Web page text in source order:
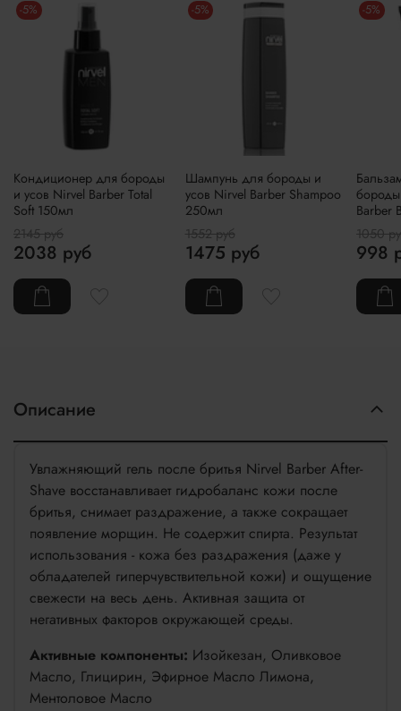
-5%
Кондиционер для бороды
и усов Nirvel Barber Total
Soft 150мл
2145 руб
2038 руб
-5%
Шампунь для бороды и
усов Nirvel Barber Shampoo
250мл
1552 руб
1475 руб
-5%
Barber
1050
998
Описание
Увлажняющий гель после бритья Nirvel Barber After-
Shave восстанавливает гидробаланс кожи после
бритья, снимает раздражение, а также сокращает
появление морщин. Не содержит спирта. Результат
использования - кожа без раздражения (даже у
обладателей гиперчувствительной кожи) и ощущение
свежести на весь день. Активная защита от
негативных факторов окружающей среды.
Активные компоненты: Изойкезан, Оливковое
Масло, Глицирин, Эфирное Масло Лимона,
Ментоловое Масло